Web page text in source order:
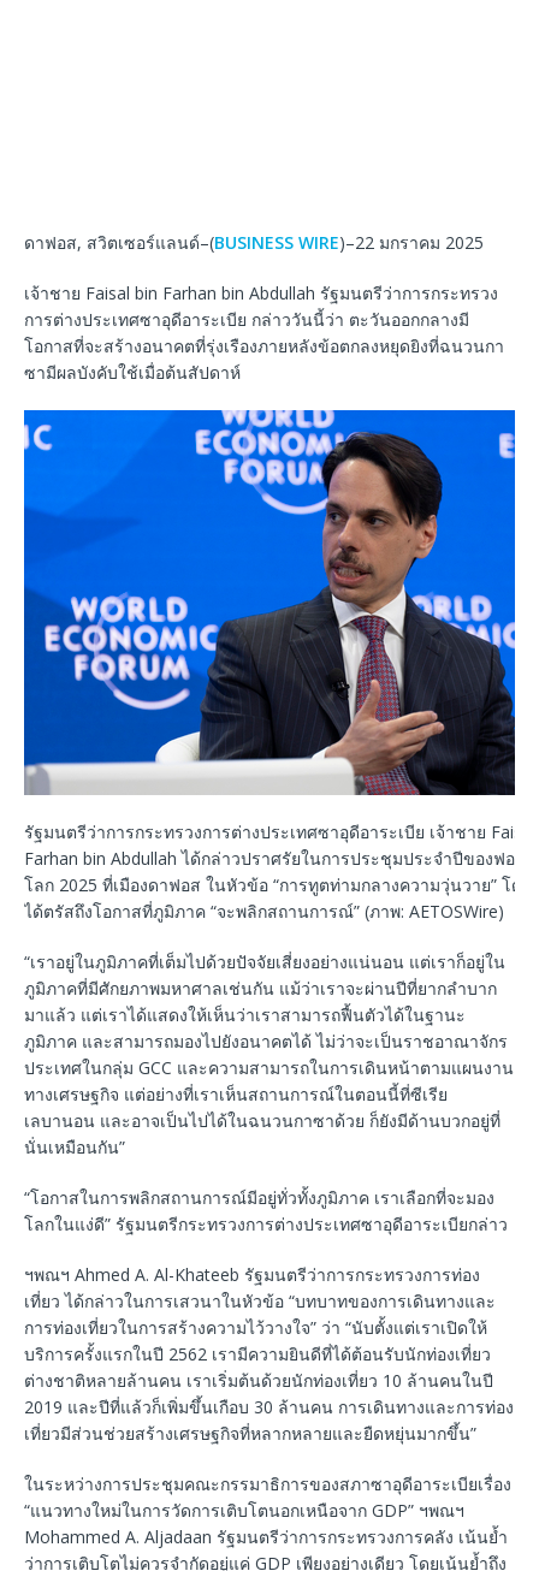
ดาฟอส, สวิตเซอร์แลนด์–(BUSINESS WIRE)–22 มกราคม 2025
เจ้าชาย Faisal bin Farhan bin Abdullah รัฐมนตรีว่าการกระทรวง
การต่างประเทศซาอุดีอาระเบีย กล่าววันนี้ว่า ตะวันออกกลางมี
โอกาสที่จะสร้างอนาคตที่รุ่งเรืองภายหลังข้อตกลงหยุดยิงที่ฉนวนกา
ซามีผลบังคับใช้เมื่อต้นสัปดาห์
รัฐมนตรีว่าการกระทรวงการต่างประเทศซาอุดีอาระเบีย เจ้าชาย
Farhan bin Abdullah ได้กล่าวปราศรัยในการประชุมประจำปีของฟอรัม
โลก 2025 ที่เมืองดาฟอส ในหัวข้อ “การทูตท่ามกลางความวุ่นวาย” โดย
ได้ตรัสถึงโอกาสที่ภูมิภาค “จะพลิกสถานการณ์” (ภาพ: AETOSWire)
“เราอยู่ในภูมิภาคที่เต็มไปด้วยปัจจัยเสี่ยงอย่างแน่นอน แต่เราก็อยู่ใน
ภูมิภาคที่มีศักยภาพมหาศาลเช่นกัน แม้ว่าเราจะผ่านปีที่ยากลำบาก
มาแล้ว แต่เราได้แสดงให้เห็นว่าเราสามารถฟื้นตัวได้ในฐานะ
ภูมิภาค และสามารถมองไปยังอนาคตได้ ไม่ว่าจะเป็นราชอาณาจักร
ประเทศในกลุ่ม GCC และความสามารถในการเดินหน้าตามแผนงาน
ทางเศรษฐกิจ แต่อย่างที่เราเห็นสถานการณ์ในตอนนี้ที่ซีเรีย
เลบานอน และอาจเป็นไปได้ในฉนวนกาซาด้วย ก็ยังมีด้านบวกอยู่ที่
นั่นเหมือนกัน”
“โอกาสในการพลิกสถานการณ์มีอยู่ทั่วทั้งภูมิภาค เราเลือกที่จะมอง
โลกในแง่ดี” รัฐมนตรีกระทรวงการต่างประเทศซาอุดีอาระเบียกล่าว
ฯพณฯ Ahmed A. Al-Khateeb รัฐมนตรีว่าการกระทรวงการท่อง
เที่ยว ได้กล่าวในการเสวนาในหัวข้อ “บทบาทของการเดินทางและ
การท่องเที่ยวในการสร้างความไว้วางใจ” ว่า “นับตั้งแต่เราเปิดให้
บริการครั้งแรกในปี 2562 เรามีความยินดีที่ได้ต้อนรับนักท่องเที่ยว
ต่างชาติหลายล้านคน เราเริ่มต้นด้วยนักท่องเที่ยว 10 ล้านคนในปี
2019 และปีที่แล้วก็เพิ่มขึ้นเกือบ 30 ล้านคน การเดินทางและการท่อง
เที่ยวมีส่วนช่วยสร้างเศรษฐกิจที่หลากหลายและยืดหยุ่นมากขึ้น”
ในระหว่างการประชุมคณะกรรมาธิการของสภาซาอุดีอาระเบียเรื่อง
“แนวทางใหม่ในการวัดการเติบโตนอกเหนือจาก GDP” ฯพณฯ
Mohammed A. Aljadaan รัฐมนตรีว่าการกระทรวงการคลัง เน้นย้ำ
ว่าการเติบโตไม่ควรจำกัดอยู่แค่ GDP เพียงอย่างเดียว โดยเน้นย้ำถึง